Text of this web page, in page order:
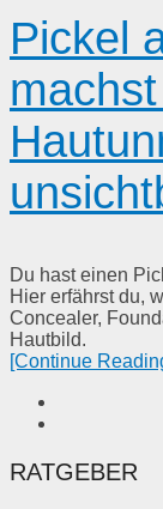
Pickel
Du hast einen
Hier erfährst du,
Concealer,
Hautbild.
[Continue
RATGEBER